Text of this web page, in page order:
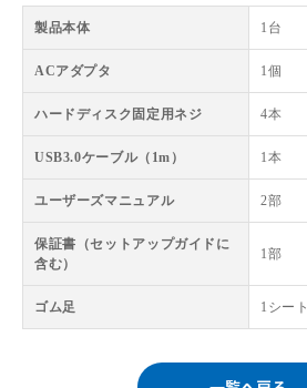
製品本体 1台
ACアダプタ 1個
ハードディスク固定用ネジ 4本
USB3.0ケーブル（1m） 1本
ユーザーズマニュアル 2部
保証書（セットアップガイドに
含む）
1部
ゴム足 1シート